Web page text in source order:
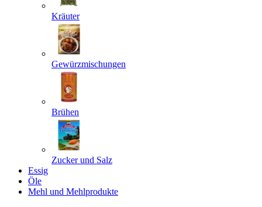
Kräuter
Gewürzmischungen
Brühen
Zucker und Salz
Essig
Öle
Mehl und Mehlprodukte